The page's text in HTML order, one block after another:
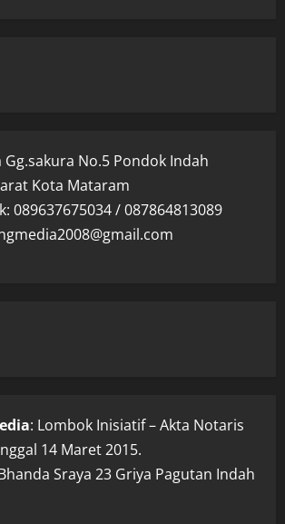
Gg.sakura No.5 Pondok Indah
Kota Mataram
089637675034 / 087864813089
: Lombok Inisiatif – Akta Notaris
14 Maret 2015.
Sraya 23 Griya Pagutan Indah